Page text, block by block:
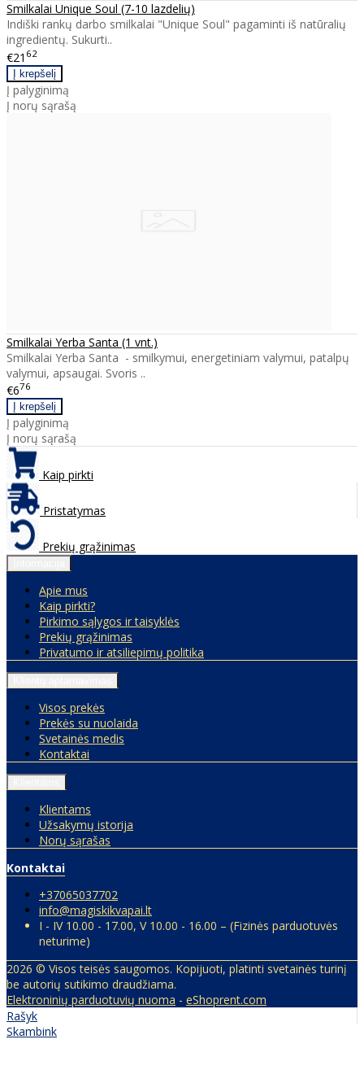
Smilkalai Unique Soul (7-10 lazdelių)
Indiški rankų darbo smilkalai "Unique Soul" pagaminti iš natūralių
ingredientų. Sukurti..
€21 62
Į palyginimą
Į norų sąrašą
Smilkalai Yerba Santa (1 vnt.)
Smilkalai Yerba Santa - smilkymui, energetiniam valymui, patalpų
valymui, apsaugai. Svoris ..
€676
Į palyginimą
Į norų sąrašą
Kaip pirkti
Pristatymas
Prekių grąžinimas
Apie mus
Kaip pirkti?
Pirkimo sąlygos ir taisyklės
Prekių grąžinimas
Privatumo ir atsiliepimų politika
Visos prekės
Prekės su nuolaida
Svetainės medis
Kontaktai
Klientams
Užsakymų istorija
Norų sąrašas
Kontaktai
+37065037702
info@magiskikvapai.lt
I - IV 10.00 - 17.00, V 10.00 - 16.00 – (Fizinės parduotuvės
neturime)
2026 © Visos teisės saugomos. Kopijuoti, platinti svetainės turinį
be autorių sutikimo draudžiama.
Elektroninių parduotuvių nuoma - eShoprent.com
Rašyk
Skambink